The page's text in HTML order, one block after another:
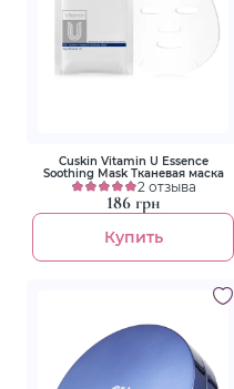
Cuskin Vitamin U Essence
Soothing Mask Тканевая маска
2 отзыва
186 грн
Купить